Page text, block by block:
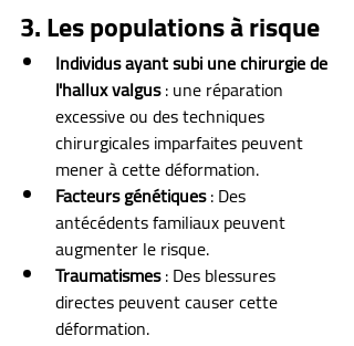
3. Les populations à risque
Individus ayant subi une chirurgie de
l'hallux valgus : une réparation
excessive ou des techniques
chirurgicales imparfaites peuvent
mener à cette déformation.
Facteurs génétiques : Des
antécédents familiaux peuvent
augmenter le risque.
Traumatismes : Des blessures
directes peuvent causer cette
déformation.